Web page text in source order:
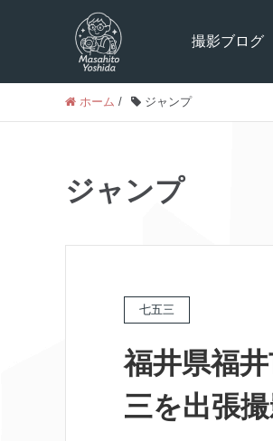
撮影ブログ
ホーム / ジャンプ
ジャンプ
七五三
福井県福
三を出張